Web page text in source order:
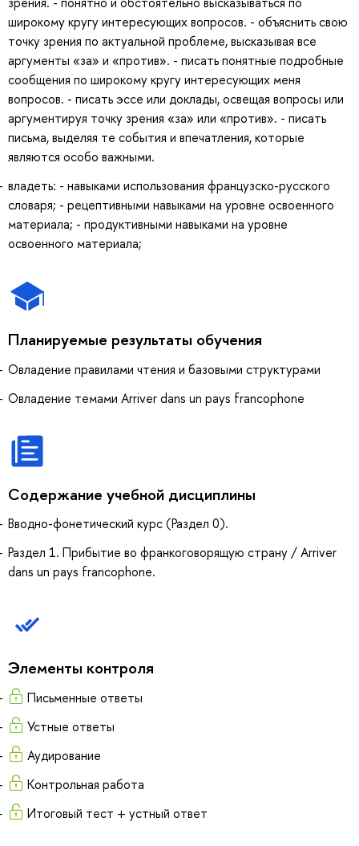
широкому кругу интересующих вопросов. - объяснить свою
точку зрения по актуальной проблеме, высказывая все
аргументы «за» и «против». - писать понятные подробные
сообщения по широкому кругу интересующих меня
вопросов. - писать эссе или доклады, освещая вопросы или
аргументируя точку зрения «за» или «против». - писать
письма, выделяя те события и впечатления, которые
являются особо важными.
владеть: - навыками использования французско-русского
словаря; - рецептивными навыками на уровне освоенного
материала; - продуктивными навыками на уровне
освоенного материала;
Планируемые результаты обучения
Овладение правилами чтения и базовыми структурами
Овладение темами Arriver dans un pays francophone
Содержание учебной дисциплины
Вводно-фонетический курс (Раздел 0).
Раздел 1. Прибытие во франкоговорящую страну / Arriver
dans un pays francophone.
Элементы контроля
Письменные ответы
Устные ответы
Аудирование
Контрольная работа
Итоговый тест + устный ответ